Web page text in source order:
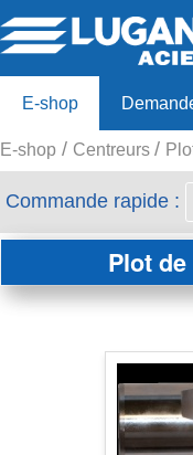
E-shop
Offre 80ans
E-shop Centreurs
Commande rapide :
Plot